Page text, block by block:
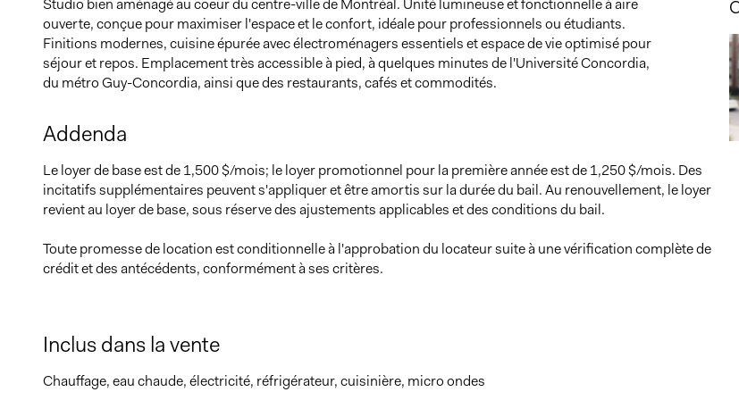
Studio bien aménagé au coeur du centre-ville de Montréal. Unité lumineuse et fonctionnelle à aire
ouverte, conçue pour maximiser l'espace et le confort, idéale pour professionnels ou étudiants.
Finitions modernes, cuisine épurée avec électroménagers essentiels et espace de vie optimisé pour
séjour et repos. Emplacement très accessible à pied, à quelques minutes de l'Université Concordia,
du métro Guy-Concordia, ainsi que des restaurants, cafés et commodités.
Addenda
Le loyer de base est de 1,500 $/mois; le loyer promotionnel pour la première année est de 1,250 $/mois. Des
incitatifs supplémentaires peuvent s'appliquer et être amortis sur la durée du bail. Au renouvellement, le loyer
revient au loyer de base, sous réserve des ajustements applicables et des conditions du bail.
Toute promesse de location est conditionnelle à l'approbation du locateur suite à une vérification complète de
crédit et des antécédents, conformément à ses critères.
Inclus dans la vente
Chauffage, eau chaude, électricité, réfrigérateur, cuisinière, micro ondes